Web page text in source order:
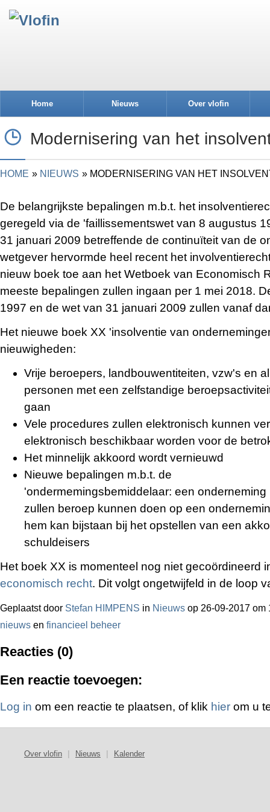
Home Nieuws Over vlofin
Modernisering van het
HOME NIEUWS MODERNISERING VAN HET
De belangrijkste bepalingen m.b.t. het
geregeld via de 'faillissementswet van 8 augustus
31 januari 2009 betreffende de continuïteit van de
wetgever hervormde heel recent het
nieuw boek toe aan het Wetboek van Economisch
meeste bepalingen zullen ingaan per 1 mei 2018.
1997 en de wet van 31 januari 2009 zullen vanaf
Het nieuwe boek XX 'insolventie van
nieuwigheden:
Vrije beroepers, landbouwentiteiten, vzw's en
personen met een zelfstandige
gaan
Vele procedures zullen elektronisch kunnen
elektronisch beschikbaar worden voor de
Het minnelijk akkoord wordt vernieuwd
Nieuwe bepalingen m.b.t. de
'ondermemingsbemiddelaar: een
zullen beroep kunnen doen op een
hem kan bijstaan bij het opstellen van een
schuldeisers
Het boek XX is momenteel nog niet gecoördineerd
economisch recht. Dit volgt ongetwijfeld in de loop
Geplaatst door Stefan HIMPENS in Nieuws op 26-09-2017 om
nieuws en financieel beheer
Reacties (0)
Een reactie toevoegen:
Log in om een reactie te plaatsen, of klik hier om u
Over vlofin Nieuws Kalender